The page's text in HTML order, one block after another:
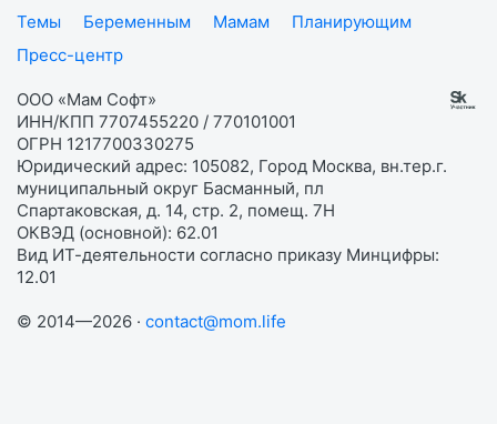
Темы
Беременным Мамам
Планирующим
Пресс-центр
ООО «Мам Софт»
ИНН/КПП 7707455220 / 770101001
ОГРН 1217700330275
Юридический адрес: 105082, Город Москва, вн.тер.г.
муниципальный округ Басманный, пл
Спартаковская, д. 14, стр. 2, помещ. 7Н
ОКВЭД (основной): 62.01
Вид ИТ-деятельности согласно приказу Минцифры:
12.01
© 2014—2026 · contact@mom.life